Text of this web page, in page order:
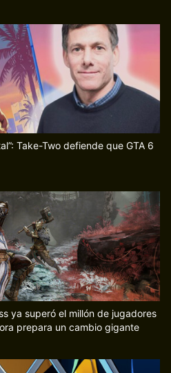
Take-Two defiende que GTA 6
ya superó el millón de jugadores
prepara un cambio gigante